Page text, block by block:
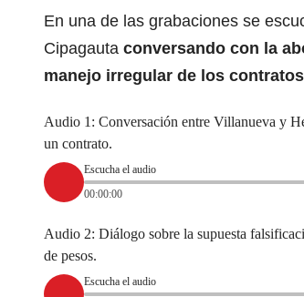
En una de las grabaciones se
Cipagauta conversando con la
manejo irregular de los
Audio 1: Conversación entre Villanueva y
un contrato.
Escucha el audio
00:00:00
Audio 2: Diálogo sobre la supuesta
de pesos.
Escucha el audio